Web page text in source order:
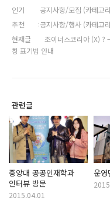
인기
공지사항/모집 (카테고
추천
공지사항/행사 (카테고
현재글
조이너스코리아 (X)
칭 표기법 안내
관련글
중앙대 공공인재학과
인터뷰 방문
2015.04.01
운